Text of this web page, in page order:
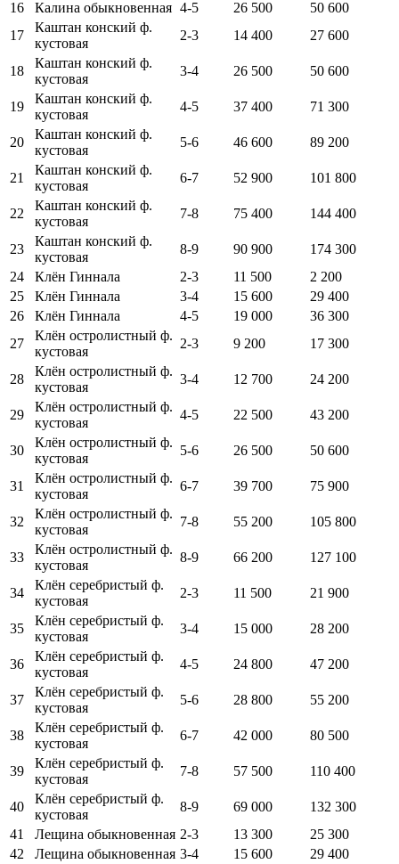
16
Калина обыкновенная 4-5 26 500
50 600
17
Каштан конский ф.
кустовая
2-3 14 400 27 600
18
Каштан конский ф.
кустовая
3-4 26 500 50 600
19
Каштан конский ф.
кустовая
4-5 37 400 71 300
20
Каштан конский ф.
кустовая
5-6 46 600 89 200
21
Каштан конский ф.
кустовая
6-7 52 900 101 800
22
Каштан конский ф.
кустовая
7-8 75 400 144 400
23
Каштан конский ф.
кустовая
8-9 90 900
174 300
24
Клён Гиннала 2-3 11 500
2 200
25
Клён Гиннала 3-4 15 600
29 400
26
Клён Гиннала 4-5 19 000
36 300
27
Клён остролистный ф.
кустовая
2-3 9 200 17 300
28
Клён остролистный ф.
кустовая
3-4 12 700 24 200
29
Клён остролистный ф.
кустовая
4-5 22 500 43 200
30
Клён остролистный ф.
кустовая
5-6 26 500 50 600
31
Клён остролистный ф.
кустовая
6-7 39 700 75 900
32
Клён остролистный ф.
кустовая
7-8 55 200 105 800
33
Клён остролистный ф.
кустовая
8-9 66 200 127 100
34
Клён серебристый ф.
кустовая
2-3 11 500 21 900
35
Клён серебристый ф.
кустовая
3-4 15 000 28 200
36
Клён серебристый ф.
кустовая
4-5 24 800 47 200
37
Клён серебристый ф.
кустовая
5-6 28 800 55 200
38
Клён серебристый ф.
кустовая
6-7 42 000 80 500
39
Клён серебристый ф.
кустовая
7-8 57 500 110 400
40
Клён серебристый ф.
кустовая
8-9 69 000
132 300
41
Лещина обыкновенная 2-3 13 300
25 300
42
Лещина обыкновенная 3-4 15 600
29 400